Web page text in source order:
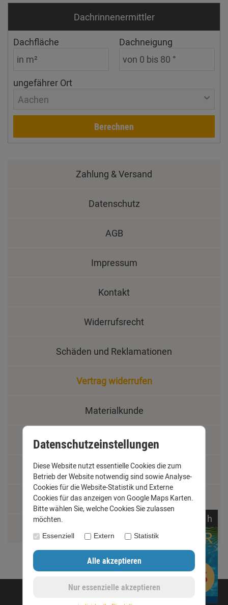
Dachrinnen­ermittler
Dachfläche Dachneigung
ungefährer Ort
Aachen
Berechnen
Zahlung & Versand
Datenschutz
AGB
Impressum
Kontakt
Widerrufsrecht
Schäden und Reklamationen
Vertrag widerrufen
Materialkunde
Fachbegriffe
Jobs
Montage und Installationshilfen
©opyright 2020 - www.dachrinnen-shop.de
h
Datenschutzeinstellungen
Diese Website nutzt essentielle Cookies die zum
Betrieb der Website notwendig sind sowie Analyse-
Cookies für die Website-Statistik und Externe
Cookies für das anzeigen von Google Maps Karten.
Bitte wählen Sie, welche Cookies Sie zulassen
möchten.
Essenziell Extern Statistik